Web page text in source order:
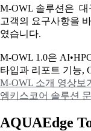
M-OWL 솔루션은 대
고객의 요구사항을
였습니다.
M-OWL 1.0은
타입과 리포트 기능,
M-OWL 소개 영상보기
엠키스코어 솔루션 문
AQUAEdge